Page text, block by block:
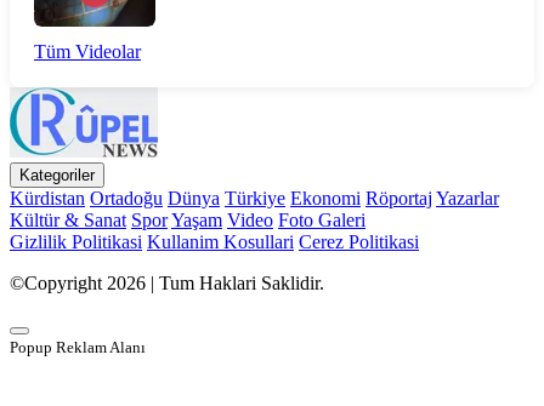
Tüm Videolar
Kategoriler
Kürdistan Ortadoğu Dünya Türkiye Ekonomi Röportaj Yazarlar
Kültür & Sanat SporYaşam Video Foto Galeri
Gizlilik Politikasi Kullanim Kosullari Cerez Politikasi
©Copyright 2026 | Tum Haklari Saklidir.
Popup Reklam Alanı